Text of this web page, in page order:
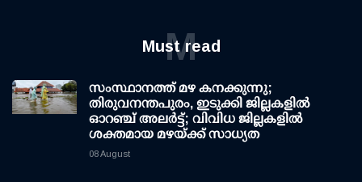
Must read
M
സംസ്ഥാനത്ത് മഴ കനക്കുന്നു;
തിരുവനന്തപുരം, ഇടുക്കി ജില്ലകളിൽ
ഓറഞ്ച് അലർട്ട്; വിവിധ ജില്ലകളിൽ
ശക്തമായ മഴയ്ക്ക് സാധ്യത
08 August